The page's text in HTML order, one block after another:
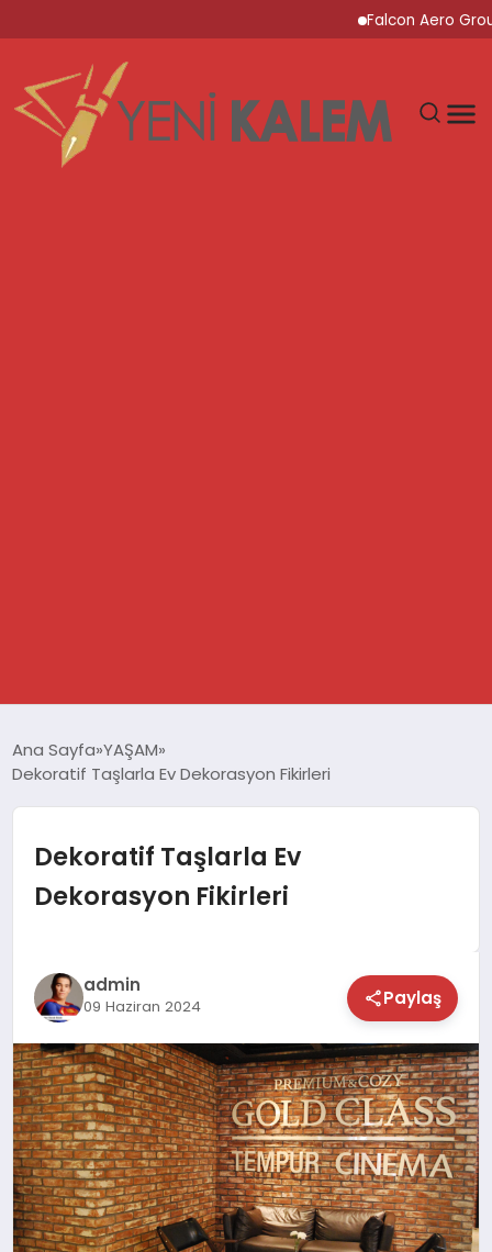
Falcon Aero Group,
DÜNYA
EKONOMİ
TEKNOLOJİ
SAĞLIK
MAGAZİN
EĞİTİM
Ana Sayfa YAŞAM
Dekoratif Taşlarla Ev Dekorasyon Fikirleri
Dekoratif Taşlarla Ev
Dekorasyon Fikirleri
admin
09 Haziran 2024 Paylaş